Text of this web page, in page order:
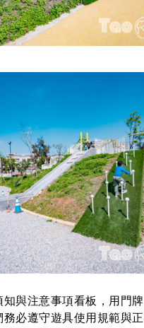
與注意事項看板，用門
必遵守遊具使用規範與正